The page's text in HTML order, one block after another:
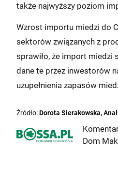
także najwyższy poziom
Wzrost importu miedzi do
sektorów związanych z
sprawiło, że import miedzi
dane te przez inwestorów
uzupełnienia zapasów
Źródło:Dorota Sierakowska,
Dom